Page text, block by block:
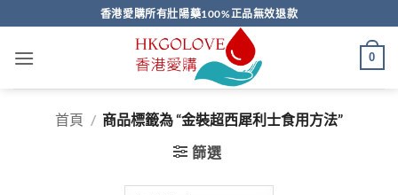
to
content
香港愛購所有壯陽藥100%正品無效退款
0
首頁 / 商品標籤為 “金裝超西犀利士食用方法”
篩選